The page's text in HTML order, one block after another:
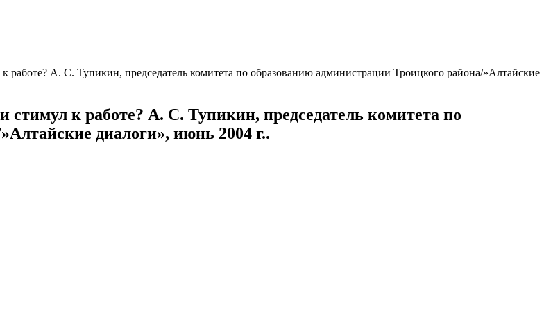
А. С. Тупикин, председатель комитета по образованию администрации Троицкого района/»Алтайские
к работе? А. С. Тупикин, председатель комитета по
диалоги», июнь 2004 г..